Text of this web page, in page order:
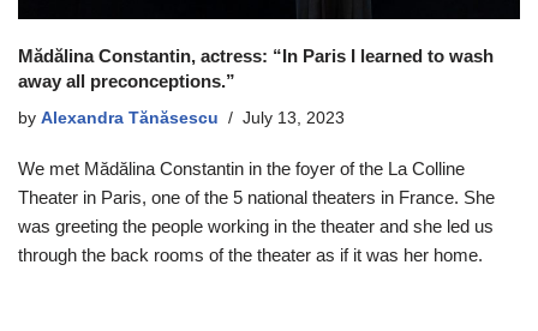
Mădălina Constantin, actress: “In Paris I learned to wash
away all preconceptions.”
by Alexandra Tănăsescu July 13, 2023
We met Mădălina Constantin in the foyer of the La Colline
Theater in Paris, one of the 5 national theaters in France. She
was greeting the people working in the theater and she led us
through the back rooms of the theater as if it was her home.